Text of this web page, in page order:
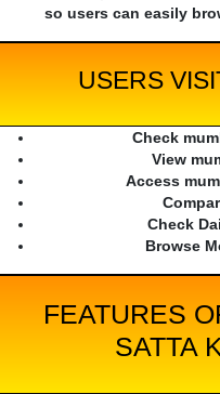
so users can easily
USERS
Check
View
Access
Check
Browse
FEATURES
SATTA